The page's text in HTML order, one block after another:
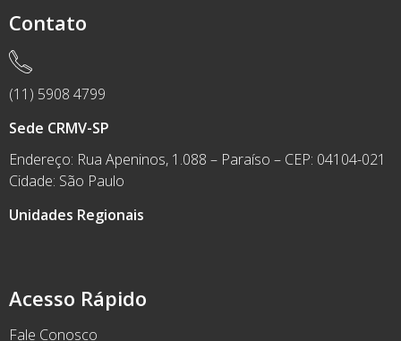
Acesso Rápido
Fale Conosco
Contato
(11) 5908 4799
Sede CRMV-SP
Endereço: Rua Apeninos, 1.088 – Paraíso – CEP: 04104-021
Cidade: São Paulo
Unidades Regionais